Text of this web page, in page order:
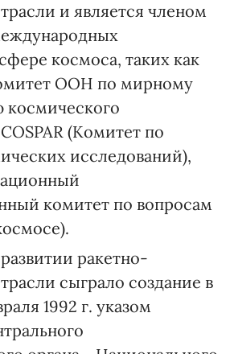
и является членом
космоса, таких как
ООН по мирному
космического
(Комитет по
исследований),
комитет по вопросам
ракетно-
сыграло создание в
1992 г. указом